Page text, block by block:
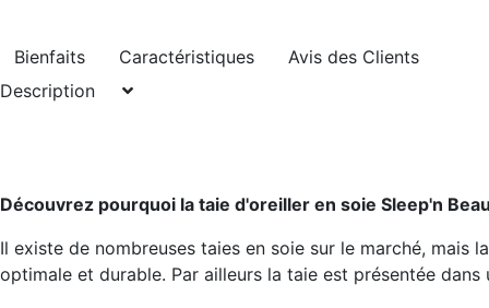
Bienfaits Caractéristiques
Avis des Clients
Description
Découvrez pourquoi la taie d'oreiller en soie Sleep'n
Il existe de nombreuses taies en soie sur le marché, mais
optimale et durable. Par ailleurs la taie est présentée